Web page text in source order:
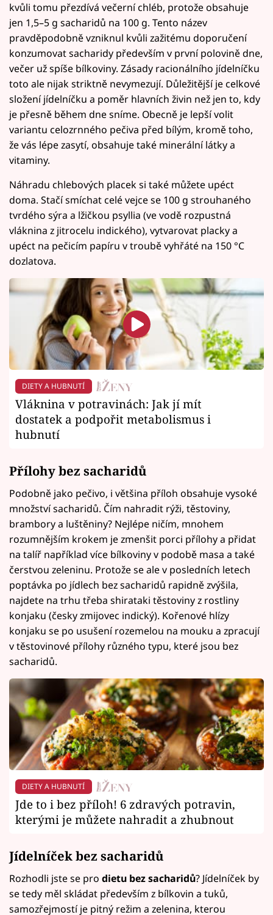
kvůli tomu přezdívá večerní chléb, protože obsahuje
jen 1,5–5 g sacharidů na 100 g. Tento název
pravděpodobně vzniknul kvůli zažitému doporučení
konzumovat sacharidy především v první polovině dne,
večer už spíše bílkoviny. Zásady racionálního jídelníčku
toto ale nijak striktně nevymezují. Důležitější je celkové
složení jídelníčku a poměr hlavních živin než jen to, kdy
je přesně během dne sníme. Obecně je lepší volit
variantu celozrnného pečiva před bílým, kromě toho,
že vás lépe zasytí, obsahuje také minerální látky a
vitaminy.
Náhradu chlebových placek si také můžete upéct
doma. Stačí smíchat celé vejce se 100 g strouhaného
tvrdého sýra a lžičkou psyllia (ve vodě rozpustná
vláknina z jitrocelu indického), vytvarovat placky a
upéct na pečicím papíru v troubě vyhřáté na 150 °C
dozlatova.
DIETY A HUBNUTÍ
Vláknina v potravinách: Jak jí mít
dostatek a podpořit metabolismus i
hubnutí
Přílohy bez sacharidů
Podobně jako pečivo, i většina příloh obsahuje vysoké
množství sacharidů. Čím nahradit rýži, těstoviny,
brambory a luštěniny? Nejlépe ničím, mnohem
rozumnějším krokem je zmenšit porci přílohy a přidat
na talíř například více bílkoviny v podobě masa a také
čerstvou zeleninu. Protože se ale v posledních letech
poptávka po jídlech bez sacharidů rapidně zvýšila,
najdete na trhu třeba shirataki těstoviny z rostliny
konjaku (česky zmijovec indický). Kořenové hlízy
konjaku se po usušení rozemelou na mouku a zpracují
v těstovinové přílohy různého typu, které jsou bez
sacharidů.
DIETY A HUBNUTÍ
Jde to i bez příloh! 6 zdravých potravin,
kterými je můžete nahradit a zhubnout
Jídelníček bez sacharidů
Rozhodli jste se pro dietu bez sacharidů? Jídelníček by
se tedy měl skládat především z bílkovin a tuků,
samozřejmostí je pitný režim a zelenina, kterou